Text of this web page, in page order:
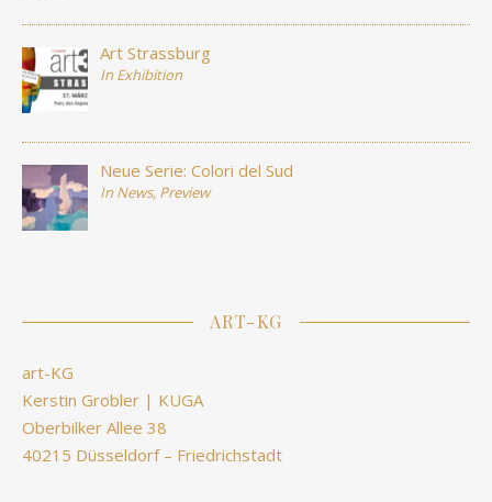
Art Strassburg
In Exhibition
Neue Serie: Colori del Sud
In News, Preview
ART-KG
art-KG
Kerstin Grobler | KUGA
Oberbilker Allee 38
40215 Düsseldorf – Friedrichstadt